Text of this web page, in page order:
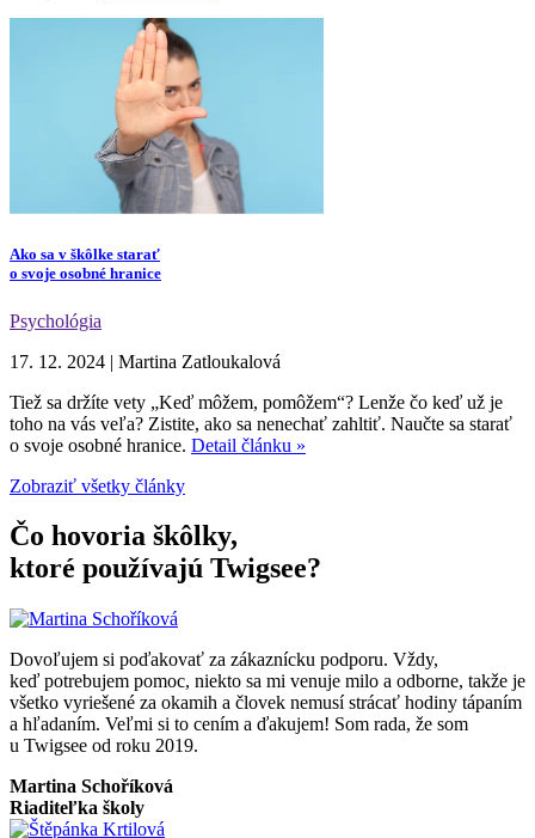
Ako sa v škôlke starať
o svoje osobné hranice
Psychológia
17. 12. 2024 | Martina Zatloukalová
Tiež sa držíte vety „Keď môžem, pomôžem“? Lenže čo keď už je
toho na vás veľa? Zistite, ako sa nenechať zahltiť. Naučte sa starať
o svoje osobné hranice. Detail článku »
Zobraziť všetky články
Čo hovoria škôlky,
ktoré používajú Twigsee?
Dovoľujem si poďakovať za zákaznícku podporu. Vždy,
keď potrebujem pomoc, niekto sa mi venuje milo a odborne, takže je
všetko vyriešené za okamih a človek nemusí strácať hodiny tápaním
a hľadaním. Veľmi si to cením a ďakujem! Som rada, že som
u Twigsee od roku 2019.
Martina Schoříková
Riaditeľka školy